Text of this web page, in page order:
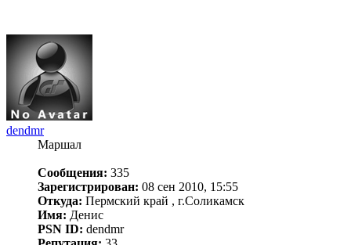
dendmr
Маршал
Сообщения: 335
Зарегистрирован: 08 сен 2010, 15:55
Откуда: Пермский край , г.Соликамск
Имя: Денис
PSN ID: dendmr